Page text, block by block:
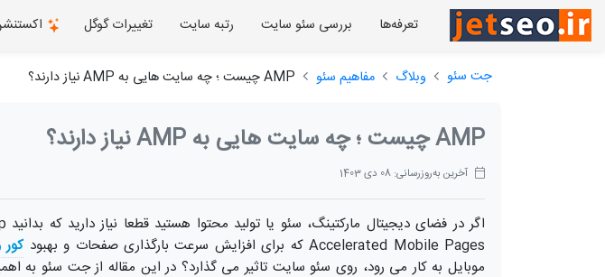
تعرفه‌ها بررسی سئو سایت رتبه سایت تغییرات گوگل
جت سئو وبلاگ مفاهیم سئو AMP چیست ؛ چه سایت هایی به AMP نیاز دارند؟
AMP چیست ؛ چه سایت هایی به AMP نیاز دارند؟
آخرین به‌روزرسانی: 08 دی 1403
Accelerated Mobile Pages که برای افزایش سرعت بارگذاری صفحات و بهبود